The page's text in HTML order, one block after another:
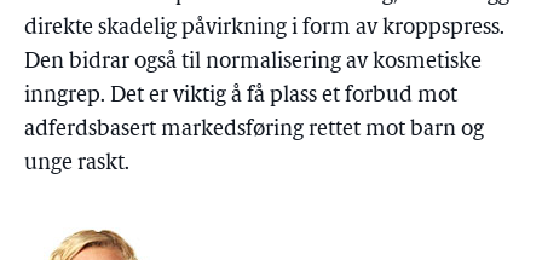
direkte skadelig påvirkning i form av kroppspress.
Den bidrar også til normalisering av kosmetiske
inngrep. Det er viktig å få plass et forbud mot
adferdsbasert markedsføring rettet mot barn og
unge raskt.